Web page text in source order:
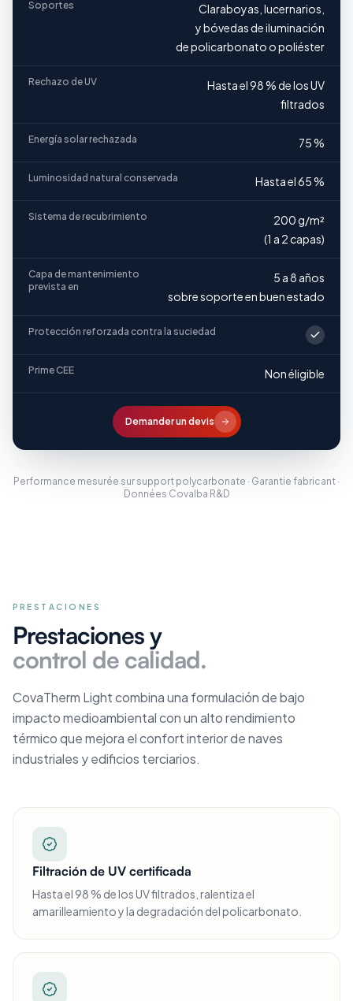
Soportes
Claraboyas, lucernarios,
y bóvedas de iluminación
de policarbonato o poliéster
Rechazo de UV
Hasta el 98 % de los UV
filtrados
Energía solar rechazada 75 %
Luminosidad natural conservada Hasta el 65 %
Sistema de recubrimiento
200 g/m²
(1 a 2 capas)
Capa de mantenimiento
prevista en
5 a 8 años
sobre soporte en buen estado
Protección reforzada contra la suciedad
Prime CEE Non éligible
Demander un devis
Performance mesurée sur support polycarbonate · Garantie fabricant ·
Données Covalba R&D
PRESTACIONES
Prestaciones y
control de calidad.
CovaTherm Light combina una formulación de bajo
impacto medioambiental con un alto rendimiento
térmico que mejora el confort interior de naves
industriales y edificios terciarios.
Filtración de UV certificada
Hasta el 98 % de los UV filtrados, ralentiza el
amarilleamiento y la degradación del policarbonato.